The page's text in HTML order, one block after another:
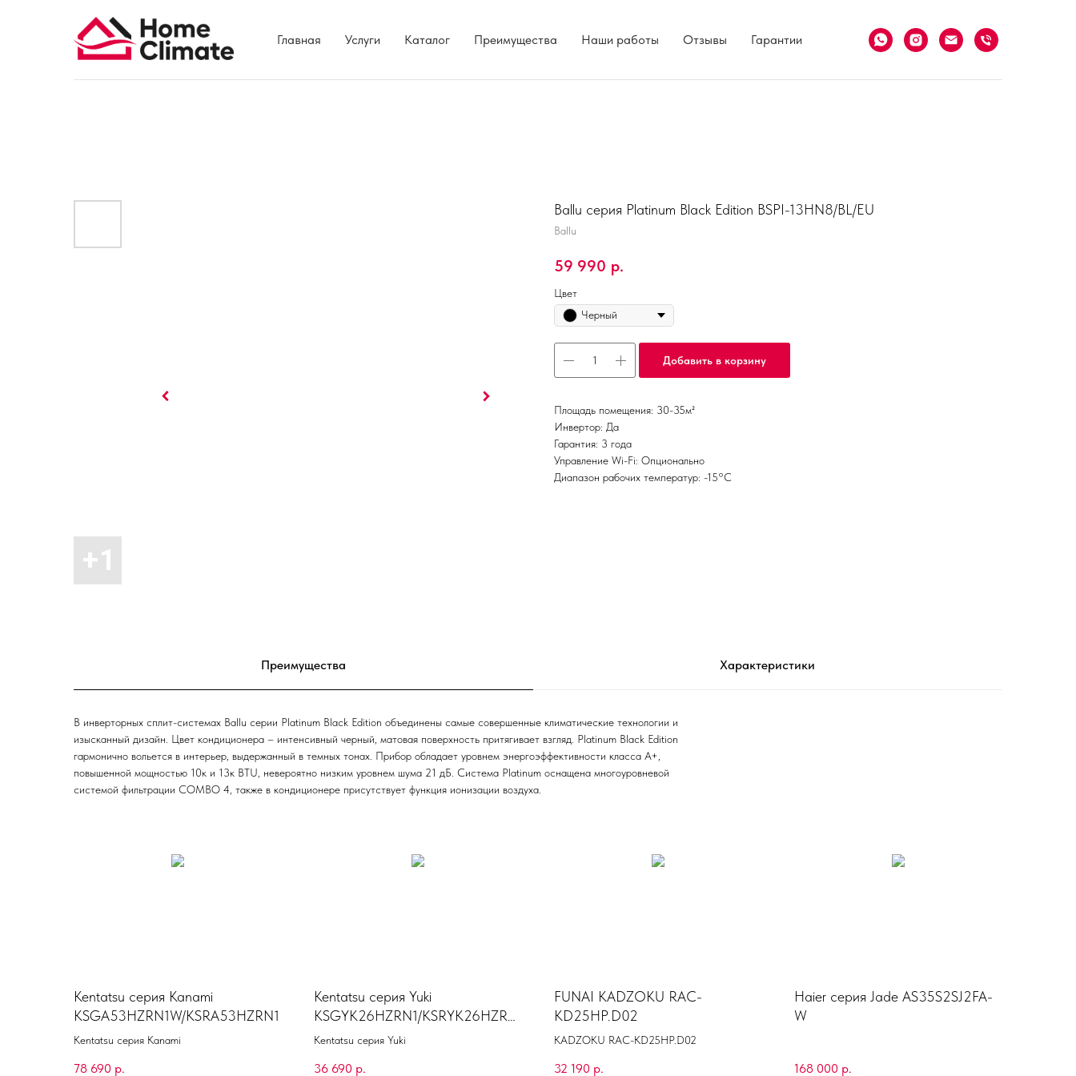
Главная Услуги Каталог Преимущества Наши работы Отзывы Гарантии
Ballu серия Platinum Black Edition BSPI-13HN8/BL/EU
Ballu
59 990 р.
Цвет
Черный
Добавить в корзину
Площадь помещения: 30-35м²
Инвертор: Да
Гарантия: 3 года
Управление Wi-Fi: Опционально
Диапазон рабочих температур: -15°С
Преимущества Характеристики
В инверторных сплит-системах Ballu серии Platinum Black Edition объединены самые совершенные климатические технологии и
изысканный дизайн. Цвет кондиционера – интенсивный черный, матовая поверхность притягивает взгляд. Platinum Black Edition
гармонично вольется в интерьер, выдержанный в темных тонах. Прибор обладает уровнем энергоэффективности класса A+,
повышенной мощностью 10к и 13к BTU, невероятно низким уровнем шума 21 дБ. Система Platinum оснащена многоуровневой
системой фильтрации COMBO 4, также в кондиционере присутствует функция ионизации воздуха.
Kentatsu серия Kanami
KSGA53HZRN1W/KSRA53HZRN1
Kentatsu серия Kanami
78 690 р.
Kentatsu серия Yuki
KSGYK26HZRN1/KSRYK26HZRN
1
Kentatsu серия Yuki
36 690 р.
FUNAI KADZOKU RAC-
KD25HP.D02
KADZOKU RAC-KD25HP.D02
32 190 р.
Haier серия Jade AS35S2SJ2FA-
W
168 000 р.